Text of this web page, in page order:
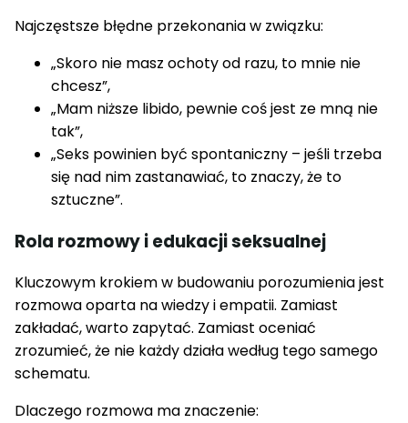
Najczęstsze błędne przekonania w związku:
„Skoro nie masz ochoty od razu, to mnie nie
chcesz”,
„Mam niższe libido, pewnie coś jest ze mną nie
tak”,
„Seks powinien być spontaniczny – jeśli trzeba
się nad nim zastanawiać, to znaczy, że to
sztuczne”.
Rola rozmowy i edukacji seksualnej
Kluczowym krokiem w budowaniu porozumienia jest
rozmowa oparta na wiedzy i empatii. Zamiast
zakładać, warto zapytać. Zamiast oceniać
zrozumieć, że nie każdy działa według tego samego
schematu.
Dlaczego rozmowa ma znaczenie: